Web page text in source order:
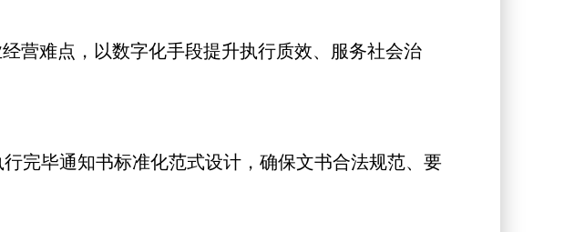
难点，以数字化手段提升执行质效、服务社会治
毕通知书标准化范式设计，确保文书合法规范、要